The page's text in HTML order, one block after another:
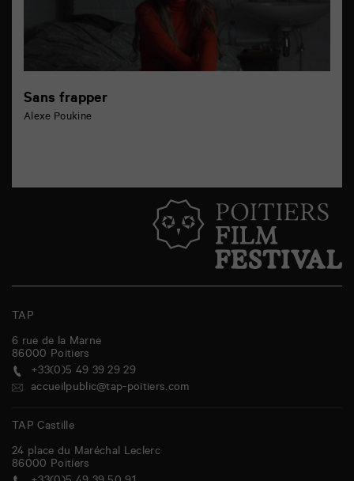
Sans frapper
Alexe Poukine
TAP
6 rue de la Marne
86000 Poitiers
+33(0)5 49 39 29 29
accueilpublic@tap-poitiers.com
TAP Castille
24 place du Maréchal Leclerc
86000 Poitiers